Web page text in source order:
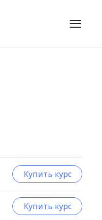
Купить курс
Купить курс